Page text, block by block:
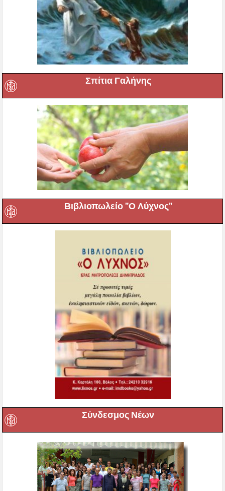
Σπίτια Γαλήνης
Βιβλιοπωλείο ”Ο Λύχνος”
Σύνδεσμος Νέων